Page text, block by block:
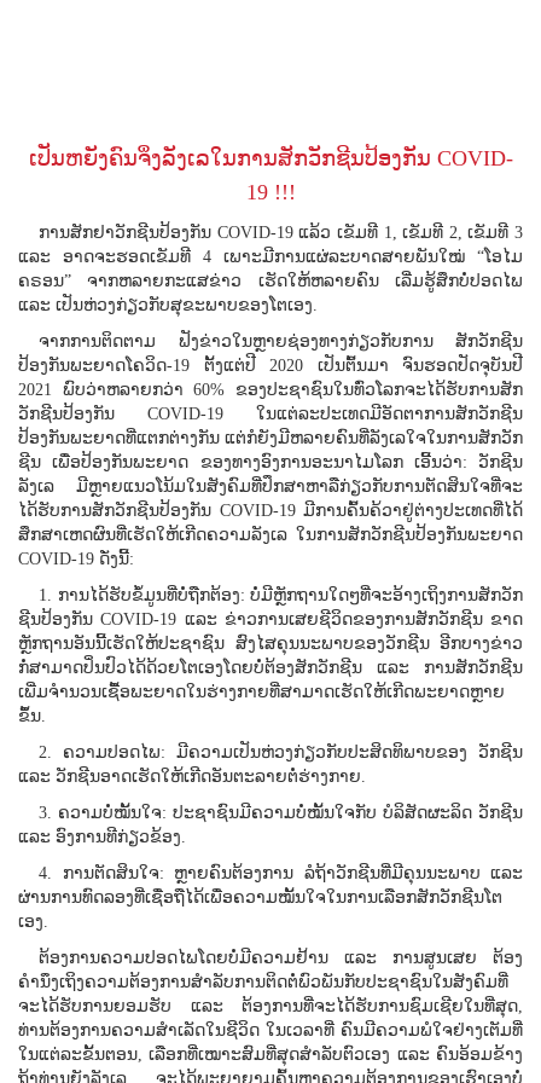
ເປັນຫຍັງຄົນຈິ່ງລັງເລໃນການສັກວັກຊີນປ້ອງກັນ COVID-
19 !!!
ການສັກຢາວັກຊີນປ້ອງກັນ COVID-19 ແລ້ວ ເຂັມທີ 1, ເຂັມທີ 2, ເຂັມທີ 3
ແລະ ອາດຈະຮອດເຂັມທີ 4 ເພາະມີການແຜ່ລະບາດສາຍພັນໃໝ່ “ໂອໄມ
ຄຣອນ” ຈາກຫລາຍກະແສຂ່າວ ເຮັດໃຫ້ຫລາຍຄົນ ເລີ່ມຮູ້ສຶກບໍ່ປອດໄພ
ແລະ ເປັນຫ່ວງກ່ຽວກັບສຸຂະພາບຂອງໂຕເອງ.
ຈາກການຕິດຕາມ ຟັງຂ່າວໃນຫຼາຍຊ່ອງທາງກ່ຽວກັບການ ສັກວັກຊີນ
ປ້ອງກັນພະຍາດໂຄວິດ-19 ຕັ້ງແຕ່ປີ 2020 ເປັນຕົ້ນມາ ຈົນຮອດປັດຈຸບັນປີ
2021 ພົບວ່າຫລາຍກວ່າ 60% ຂອງປະຊາຊົນໃນທົ່ວໂລກຈະໄດ້ຮັບການສັກ
ວັກຊີນປ້ອງກັນ COVID-19 ໃນແຕ່ລະປະເທດມີອັດຕາການສັກວັກຊີນ
ປ້ອງກັນພະຍາດທີ່ແຕກຕ່າງກັນ ແຕ່ກໍຍັງມີຫລາຍຄົນທີ່ລັງເລໃຈໃນການສັກວັກ
ຊີນ ເພື່ອປ້ອງກັນພະຍາດ ຂອງທາງອົງການອະນາໄມໂລກ ເອີ້ນວ່າ: ວັກຊີນ
ລັງເລ ມີຫຼາຍແນວໂນ້ມໃນສັງຄົມທີ່ປຶກສາຫາລືກ່ຽວກັບການຕັດສິນໃຈທີ່ຈະ
ໄດ້ຮັບການສັກວັກຊີນປ້ອງກັນ COVID-19 ມີການຄົ້ນຄ້ວາຢູ່ຕ່າງປະເທດທີ່ໄດ້
ສຶກສາເຫດຜົນທີ່ເຮັດໃຫ້ເກີດຄວາມລັງເລ ໃນການສັກວັກຊີນປ້ອງກັນພະຍາດ
COVID-19 ດັ່ງນີ້:
1. ການໄດ້ຮັບຂໍ້ມູນທີ່ບໍ່ຖືກຕ້ອງ: ບໍ່ມີຫຼັກຖານໃດໆທີ່ຈະອ້າງເຖິງການສັກວັກ
ຊີນປ້ອງກັນ COVID-19 ແລະ ຂ່າວການເສຍຊີວິດຂອງການສັກວັກຊີນ ຂາດ
ຫຼັກຖານອັນນີ້ເຮັດໃຫ້ປະຊາຊົນ ສົງໄສຄຸນນະພາບຂອງວັກຊີນ ອີກບາງຂ່າວ
ກໍ່ສາມາດປິ່ນປົວໄດ້ດ້ວຍໂຕເອງໂດຍບໍ່ຕ້ອງສັກວັກຊີນ ແລະ ການສັກວັກຊີນ
ເພີ່ມຈໍານວນເຊື້ອພະຍາດໃນຮ່າງກາຍທີ່ສາມາດເຮັດໃຫ້ເກີດພະຍາດຫຼາຍ
ຂຶ້ນ.
2. ຄວາມປອດໄພ: ມີຄວາມເປັນຫ່ວງກ່ຽວກັບປະສິດທິພາບຂອງ ວັກຊີນ
ແລະ ວັກຊີນອາດເຮັດໃຫ້ເກີດອັນຕະລາຍຕໍ່ຮ່າງກາຍ.
3. ຄວາມບໍ່ໝັ້ນໃຈ: ປະຊາຊົນມີຄວາມບໍ່ໝັ້ນໃຈກັບ ບໍລິສັດຜະລິດ ວັກຊີນ
ແລະ ອົງການທີກ່ຽວຂ້ອງ.
4. ການຕັດສິນໃຈ: ຫຼາຍຄົນຕ້ອງການ ລໍຖ້າວັກຊີນທີ່ມີຄຸນນະພາບ ແລະ
ຜ່ານການທົດລອງທີ່ເຊື່ອຖືໄດ້ເພື່ອຄວາມໝັ້ນໃຈໃນການເລືອກສັກວັກຊີນໂຕ
ເອງ.
ຕ້ອງການຄວາມປອດໄພໂດຍບໍ່ມີຄວາມຢ້ານ ແລະ ການສູນເສຍ ຕ້ອງ
ຄໍານຶງເຖິງຄວາມຕ້ອງການສໍາລັບການຕິດຕໍ່ພົວພັນກັບປະຊາຊົນໃນສັງຄົມທີ່
ຈະໄດ້ຮັບການຍອມຮັບ ແລະ ຕ້ອງການທີ່ຈະໄດ້ຮັບການຊົມເຊີຍໃນທີ່ສຸດ,
ທ່ານຕ້ອງການຄວາມສໍາເລັດໃນຊີວິດ ໃນເວລາທີ່ ຄົນມີຄວາມພໍໃຈຢ່າງເຕັມທີ່
ໃນແຕ່ລະຂັ້ນຕອນ, ເລືອກທີ່ເໝາະສົມທີ່ສຸດສໍາລັບຕົວເອງ ແລະ ຄົນອ້ອມຂ້າງ
ຖ້າທ່ານຍັງລັງເລ ຈະໄດ້ພະຍາຍາມຄົ້ນຫາຄວາມຕ້ອງການຂອງເຮົາເອງບໍ່